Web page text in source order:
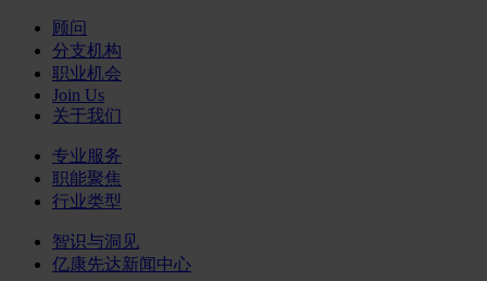
顾问
分支机构
职业机会
Join Us
关于我们
专业服务
职能聚焦
行业类型
智识与洞见
亿康先达新闻中心